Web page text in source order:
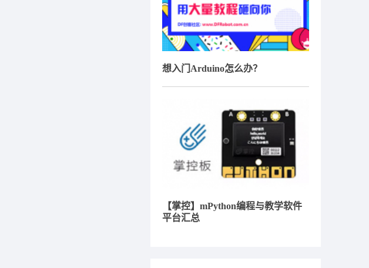
想入门Arduino怎么办？
【掌控】mPython编程与教学软件
平台汇总